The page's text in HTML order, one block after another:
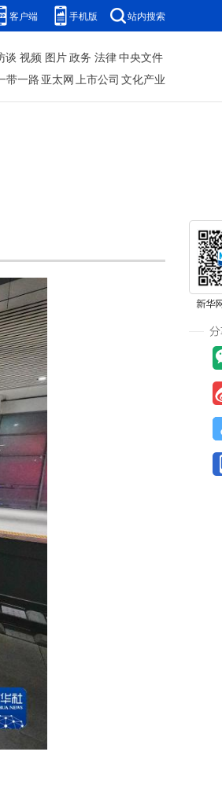
客户端 手机版 站内搜索
谈 视频 图片政务 法律中央文件
带一路 亚太网上市公司 文化产业